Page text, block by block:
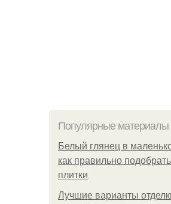
Популярные материалы
Белый глянец в
как правильно
плитки
Лучшие варианты